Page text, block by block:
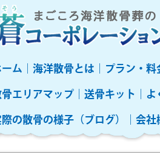
ム 海洋散骨とは プラン・料
エリアマップ
送骨キット よ
の散骨の様子（ブログ）
会社